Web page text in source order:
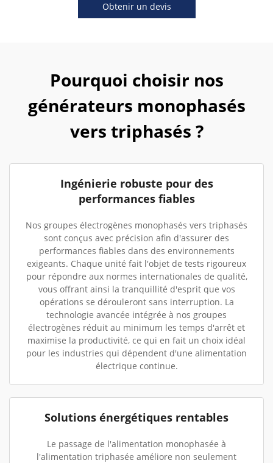
Obtenir un devis
Pourquoi choisir nos
générateurs monophasés
vers triphasés ?
Ingénierie robuste pour des
performances fiables
Nos groupes électrogènes monophasés vers triphasés
sont conçus avec précision afin d'assurer des
performances fiables dans des environnements
exigeants. Chaque unité fait l'objet de tests rigoureux
pour répondre aux normes internationales de qualité,
vous offrant ainsi la tranquillité d'esprit que vos
opérations se dérouleront sans interruption. La
technologie avancée intégrée à nos groupes
électrogènes réduit au minimum les temps d'arrêt et
maximise la productivité, ce qui en fait un choix idéal
pour les industries qui dépendent d'une alimentation
électrique continue.
Solutions énergétiques rentables
Le passage de l'alimentation monophasée à
l'alimentation triphasée améliore non seulement